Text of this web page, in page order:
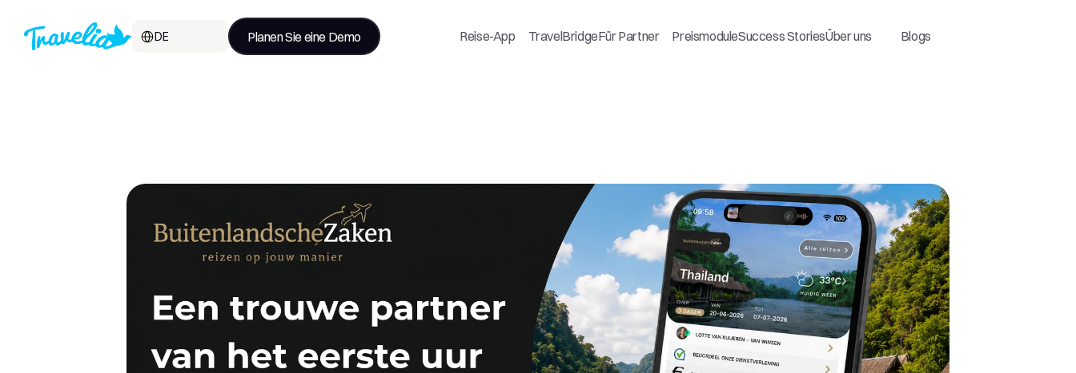
DE Planen Sie eine Demo Reise-App TravelBridgeFür Partner PreismoduleSuccess StoriesÜber uns Blogs